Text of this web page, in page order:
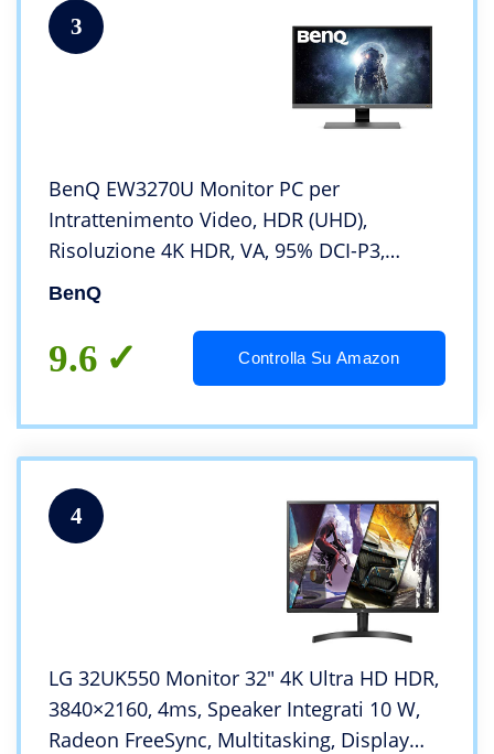
3
BenQ EW3270U Monitor PC per
Intrattenimento Video, HDR (UHD),
Risoluzione 4K HDR, VA, 95% DCI-P3,
Brightness Intelligence Sensore, HDMI 2.0,
DP 1.2, USB-C, DisplayPort, 32 Pollici
BenQ
9.6 Controlla Su Amazon
4
LG 32UK550 Monitor 32″ 4K Ultra HD HDR,
3840×2160, 4ms, Speaker Integrati 10 W,
Radeon FreeSync, Multitasking, Display